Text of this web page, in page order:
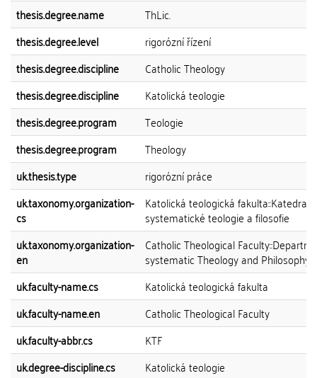
thesis.degree.name
ThLic.
thesis.degree.level
rigorózní řízení
thesis.degree.discipline
Catholic Theology
thesis.degree.discipline
Katolická teologie
thesis.degree.program
Teologie
thesis.degree.program
Theology
uk.thesis.type
rigorózní práce
uk.taxonomy.organization-
cs
Katolická teologická fakulta::Katedra
systematické teologie a filosofie
uk.taxonomy.organization-
en
Catholic Theological
systematic Theology and Philosophy
uk.faculty-name.cs
Katolická teologická fakulta
uk.faculty-name.en
Catholic Theological Faculty
uk.faculty-abbr.cs
KTF
uk.degree-discipline.cs
Katolická teologie